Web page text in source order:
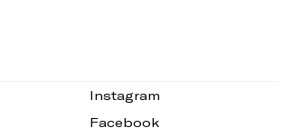
Instagram
Facebook